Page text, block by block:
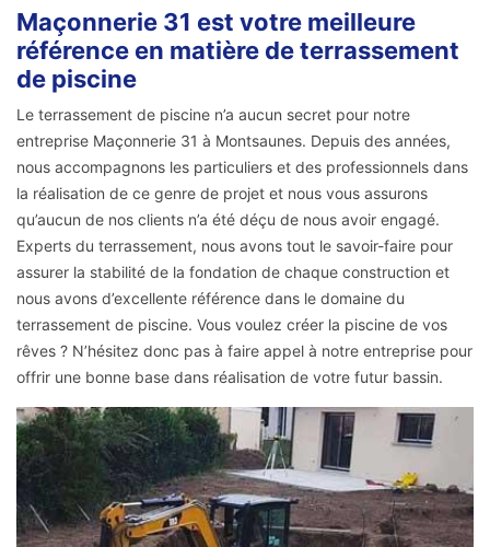
Maçonnerie 31 est votre meilleure
référence en matière de terrassement
de piscine
Le terrassement de piscine n’a aucun secret pour notre
entreprise Maçonnerie 31 à Montsaunes. Depuis des années,
nous accompagnons les particuliers et des professionnels dans
la réalisation de ce genre de projet et nous vous assurons
qu’aucun de nos clients n’a été déçu de nous avoir engagé.
Experts du terrassement, nous avons tout le savoir-faire pour
assurer la stabilité de la fondation de chaque construction et
nous avons d’excellente référence dans le domaine du
terrassement de piscine. Vous voulez créer la piscine de vos
rêves ? N’hésitez donc pas à faire appel à notre entreprise pour
offrir une bonne base dans réalisation de votre futur bassin.